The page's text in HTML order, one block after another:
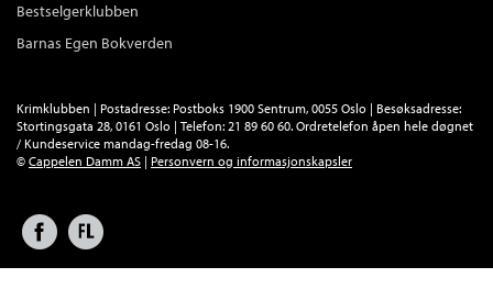
Bestselgerklubben
Barnas Egen Bokverden
Krimklubben | Postadresse: Postboks 1900 Sentrum, 0055 Oslo | Besøksadresse:
Stortingsgata 28, 0161 Oslo | Telefon: 21 89 60 60. Ordretelefon åpen hele døgnet
/ Kundeservice mandag-fredag 08-16.
© Cappelen Damm AS | Personvern og informasjonskapsler
Facebook